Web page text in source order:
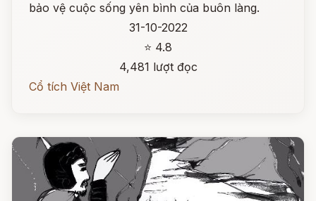
bảo vệ cuộc sống yên bình của buôn làng.
31-10-2022
⭐ 4.8
4,481 lượt đọc
Cổ tích Việt Nam